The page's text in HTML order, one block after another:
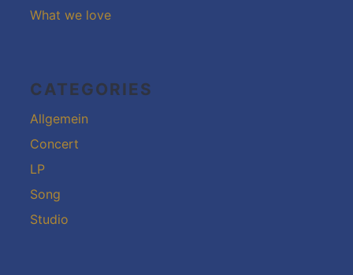
What we love
CATEGORIES
Allgemein
Concert
LP
Song
Studio